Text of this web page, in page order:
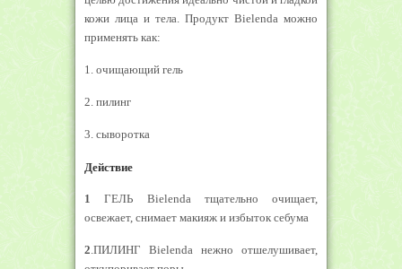
кожи лица и тела. Продукт Bielenda можно
применять как:
1. очищающий гель
2. пилинг
3. сыворотка
Действие
1 ГЕЛЬ Bielenda тщательно очищает,
освежает, снимает макияж и избыток себума
2.ПИЛИНГ Bielenda нежно отшелушивает,